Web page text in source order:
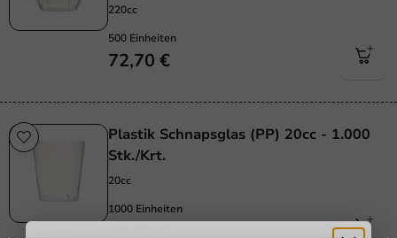
220cc
500 Einheiten
72,70 €
Plastik Schnapsglas (PP) 20cc - 1.000
Stk./Krt.
20cc
1000 Einheiten